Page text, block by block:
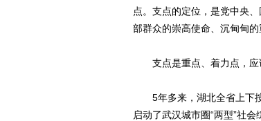
点。支点的定位，是党中央
部群众的崇高使命、沉甸甸的
支点是重点、着力点，应
5年多来，湖北全省上下按
启动了武汉城市圈“两型”社